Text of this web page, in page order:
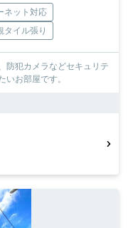
ネット対応
タイル張り
防犯カメラなどセキュリテ
いお部屋です。